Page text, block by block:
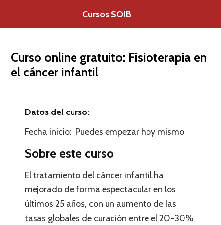
contenido
Cursos SOIB
Curso online gratuito: Fisioterapia en
el cáncer infantil
Datos del curso:
Fecha inicio: Puedes empezar hoy mismo
Sobre este curso
El tratamiento del cáncer infantil ha
mejorado de forma espectacular en los
últimos 25 años, con un aumento de las
tasas globales de curación entre el 20-30%